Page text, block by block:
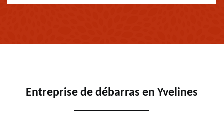
Entreprise de débarras en Yvelines